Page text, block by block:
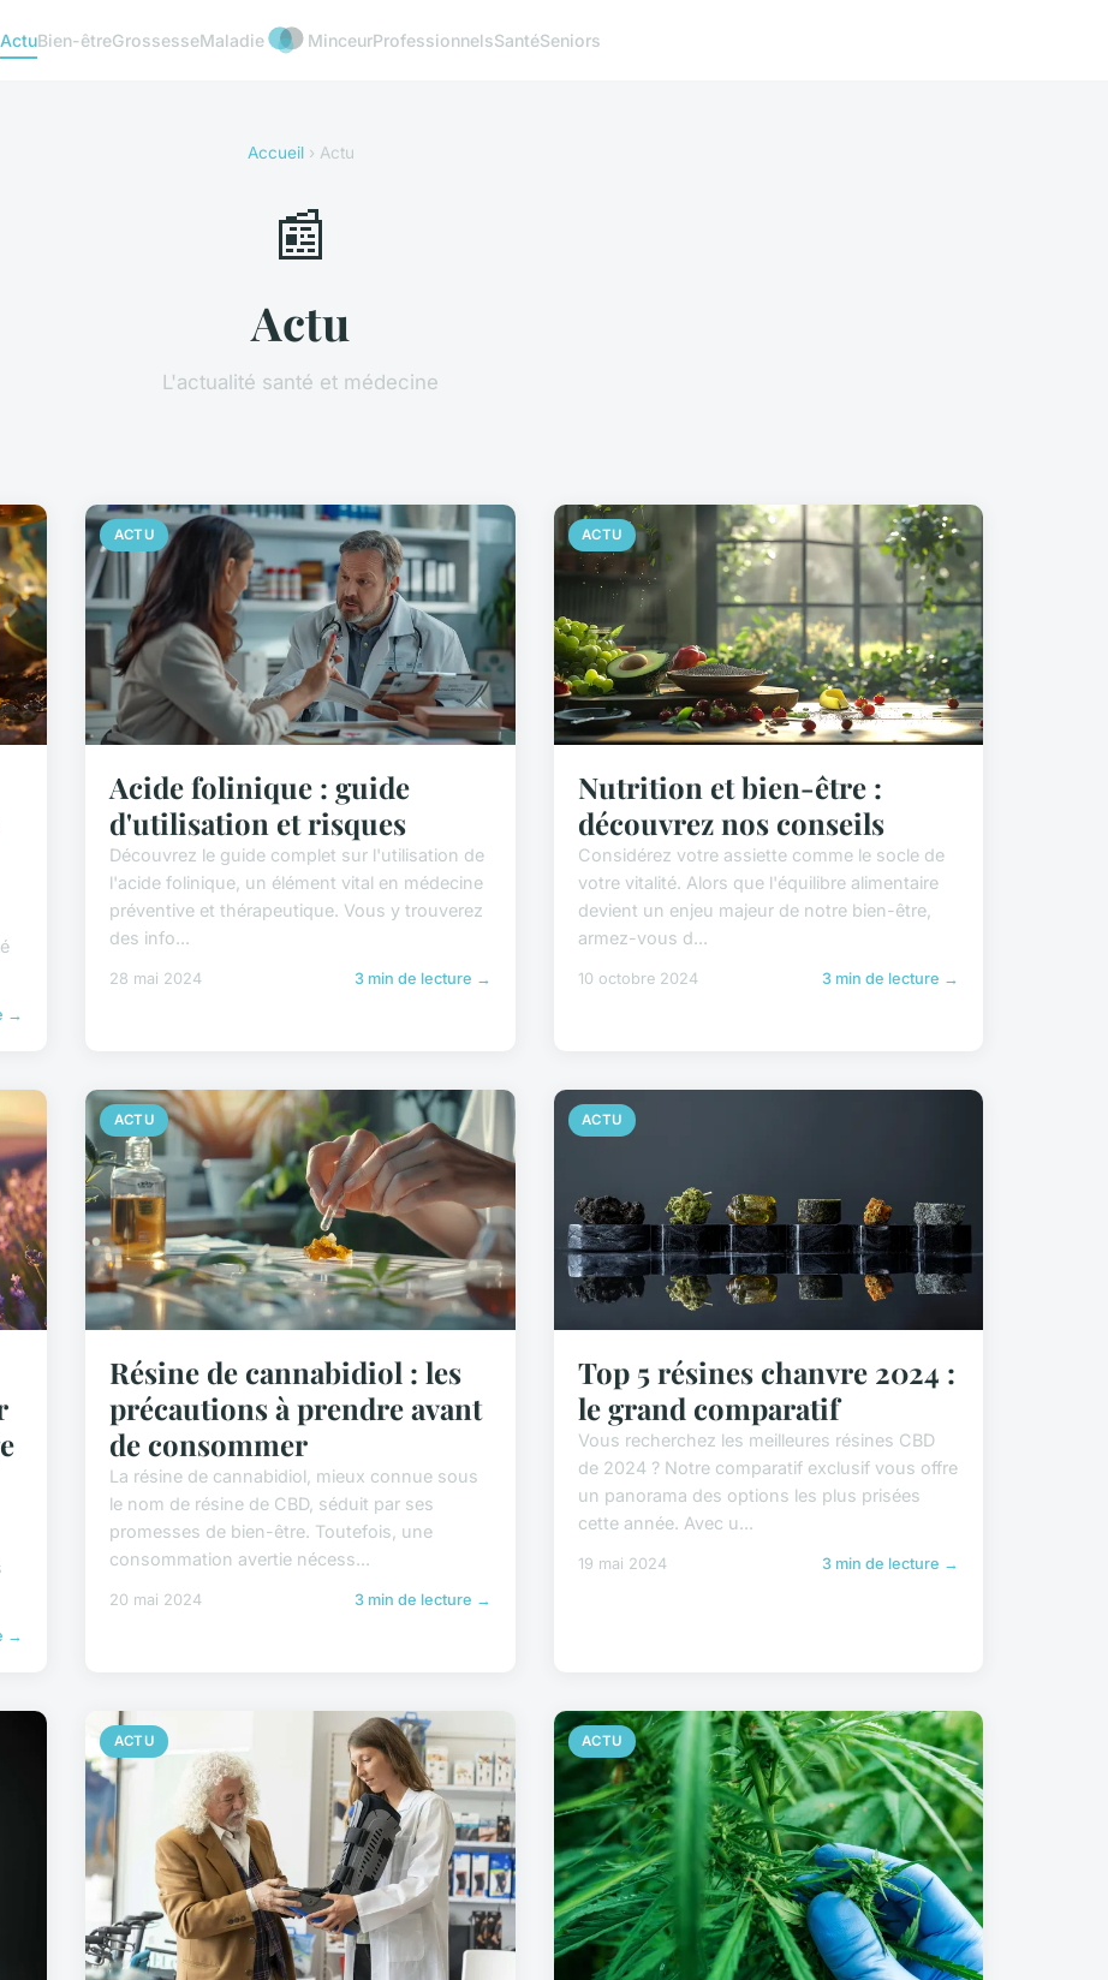
ActuBien-êtreGrossesseMaladie MinceurProfessionnelsSantéSeniors
Accueil› Actu
📰
Actu
L'actualité santé et médecine
→
ACTU
Acide folinique : guide
d'utilisation et risques
Découvrez le guide complet sur l'utilisation de
l'acide folinique, un élément vital en médecine
préventive et thérapeutique. Vous y trouverez
des info...
28 mai 2024 3 min de lecture →
ACTU
Nutrition et bien-être :
découvrez nos conseils
Considérez votre assiette comme le socle de
votre vitalité. Alors que l'équilibre alimentaire
devient un enjeu majeur de notre bien-être,
armez-vous d...
10 octobre 2024 3 min de lecture →
→
ACTU
Résine de cannabidiol : les
précautions à prendre avant
de consommer
La résine de cannabidiol, mieux connue sous
le nom de résine de CBD, séduit par ses
promesses de bien-être. Toutefois, une
consommation avertie nécess...
20 mai 2024 3 min de lecture →
ACTU
Top 5 résines chanvre 2024 :
le grand comparatif
Vous recherchez les meilleures résines CBD
de 2024 ? Notre comparatif exclusif vous offre
un panorama des options les plus prisées
cette année. Avec u...
19 mai 2024 3 min de lecture →
ACTU ACTU